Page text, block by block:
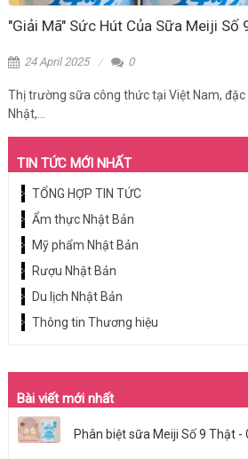
24 April 2025 0
Thị trường sữa công thức tại Việt Nam,
Nhật,...
TIN TỨC MỚI NHẤT
TỔNG HỢP TIN TỨC
Ẩm thực Nhật Bản
Mỹ phẩm Nhật Bản
Rượu Nhật Bản
Du lịch Nhật Bản
Thông tin Thương hiệu
Bài viết mới nhất
Phân biệt sữa Meiji Số 9 Thật -